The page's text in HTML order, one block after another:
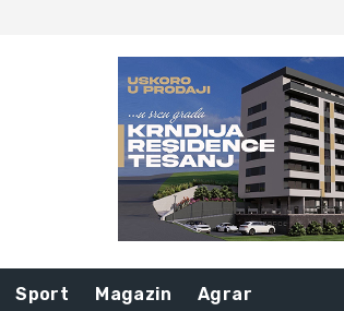
Sport Magazin Agrar